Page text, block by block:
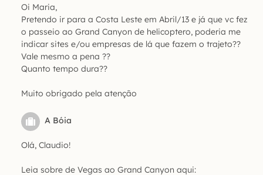
Oi Maria,
Pretendo ir para a Costa Leste em Abril/13 e já que vc fez
o passeio ao Grand Canyon de helicoptero, poderia me
indicar sites e/ou empresas de lá que fazem o trajeto??
Vale mesmo a pena ??
Quanto tempo dura??
Muito obrigado pela atenção
A Bóia
Olá, Claudio!
Leia sobre de Vegas ao Grand Canyon aqui: